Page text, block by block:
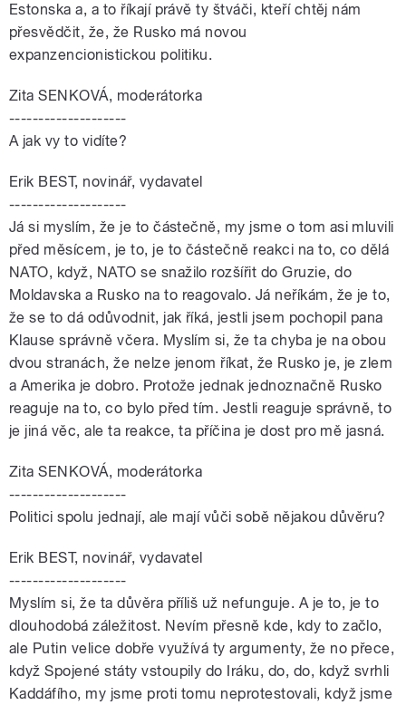
Estonska a, a to říkají právě ty štváči, kteří chtěj nám
přesvědčit, že, že Rusko má novou
expanzencionistickou politiku.
Zita SENKOVÁ, moderátorka
--------------------
A jak vy to vidíte?
Erik BEST, novinář, vydavatel
--------------------
Já si myslím, že je to částečně, my jsme o tom asi mluvili
před měsícem, je to, je to částečně reakci na to, co dělá
NATO, když, NATO se snažilo rozšířit do Gruzie, do
Moldavska a Rusko na to reagovalo. Já neříkám, že je to,
že se to dá odůvodnit, jak říká, jestli jsem pochopil pana
Klause správně včera. Myslím si, že ta chyba je na obou
dvou stranách, že nelze jenom říkat, že Rusko je, je zlem
a Amerika je dobro. Protože jednak jednoznačně Rusko
reaguje na to, co bylo před tím. Jestli reaguje správně, to
je jiná věc, ale ta reakce, ta příčina je dost pro mě jasná.
Zita SENKOVÁ, moderátorka
--------------------
Politici spolu jednají, ale mají vůči sobě nějakou důvěru?
Erik BEST, novinář, vydavatel
--------------------
Myslím si, že ta důvěra příliš už nefunguje. A je to, je to
dlouhodobá záležitost. Nevím přesně kde, kdy to začlo,
ale Putin velice dobře využívá ty argumenty, že no přece,
když Spojené státy vstoupily do Iráku, do, do, když svrhli
Kaddáfího, my jsme proti tomu neprotestovali, když jsme